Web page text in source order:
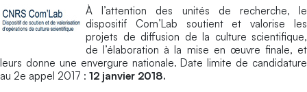
À l’attention des unités de recherche, le
dispositif Com’Lab soutient et valorise les
projets de diffusion de la culture scientifique,
de l’élaboration à la mise en œuvre finale, et
leurs donne une envergure nationale. Date limite de candidature
au 2e appel 2017 : 12 janvier 2018.